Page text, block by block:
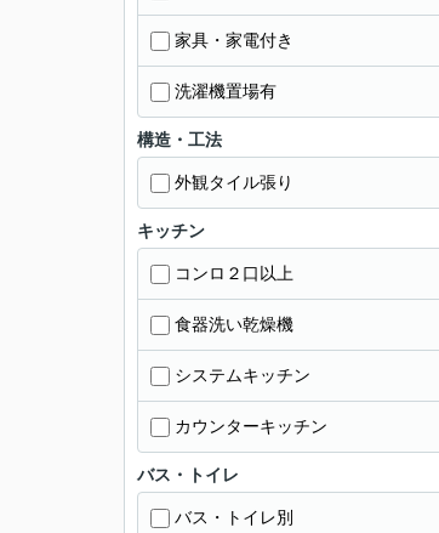
家具・家電付き
洗濯機置場有
構造・工法
外観タイル張り
キッチン
コンロ２口以上
食器洗い乾燥機
システムキッチン
カウンターキッチン
バス・トイレ
バス・トイレ別